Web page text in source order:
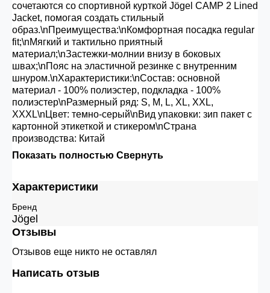
сочетаются со спортивной курткой Jögel CAMP 2 Lined
Jacket, помогая создать стильный
образ.\nПреимущества:\nКомфортная посадка regular
fit;\nМягкий и тактильно приятный
материал;\nЗастежки-молнии внизу в боковых
швах;\nПояс на эластичной резинке с внутренним
шнуром.\nХарактеристики:\nСостав: основной
материал - 100% полиэстер, подкладка - 100%
полиэстер\nРазмерный ряд: S, M, L, XL, XXL,
XXXL\nЦвет: темно-серый\nВид упаковки: зип пакет с
картонной этикеткой и стикером\nСтрана
производства: Китай
Показать полностью Свернуть
Характеристики
Бренд
Jögel
Отзывы
Отзывов еще никто не оставлял
Написать отзыв